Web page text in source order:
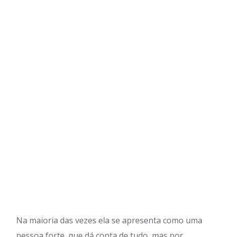
Na maioria das vezes ela se apresenta como uma